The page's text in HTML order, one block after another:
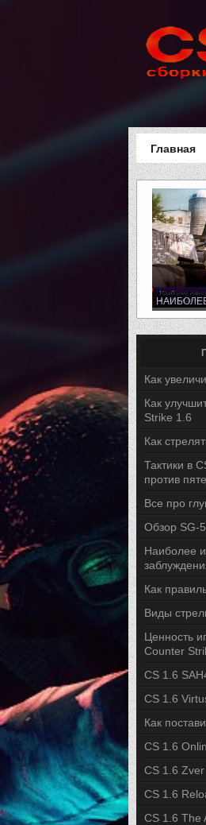
Главная
Как
Как
Strike 1.6
Как
Тактики в
против
Все про
Обзор SG-
Наиболее
Как
Виды
Ценность
Counter
CS 1.6
CS 1.6
Как
CS 1.6
CS 1.6 Zver
CS 1.6
CS 1.6 The